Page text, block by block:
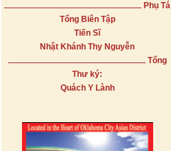
Phụ Tá
Tổng Biên Tập
Tiến Sĩ
Nhật Khánh Thy Nguyễn
Tổng
Thư ký:
Quách Y Lành